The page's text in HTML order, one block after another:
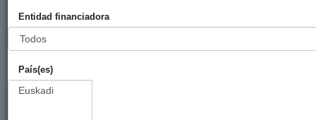
Entidad financiadora
País(es)